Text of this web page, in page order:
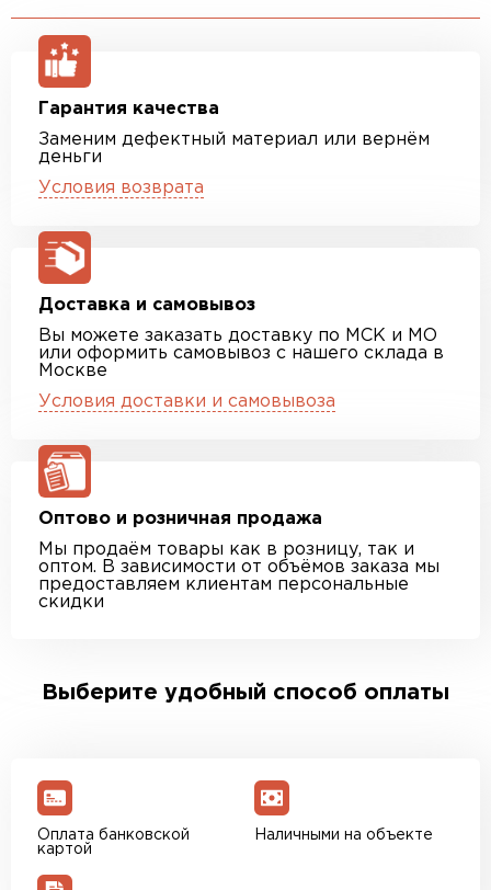
Гарантия качества
Заменим дефектный материал или вернём
деньги
Условия возврата
Доставка и самовывоз
Вы можете заказать доставку по МСК и МО
или оформить самовывоз с нашего склада в
Москве
Условия доставки и самовывоза
Оптово и розничная продажа
Мы продаём товары как в розницу, так и
оптом. В зависимости от объёмов заказа мы
предоставляем клиентам персональные
скидки
Выберите удобный способ оплаты
Оплата банковской
картой
Наличными на объекте